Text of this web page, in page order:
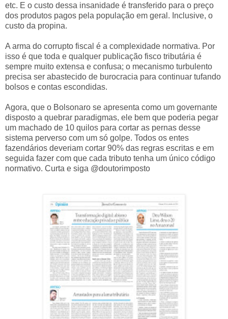
etc. E o custo dessa insanidade é transferido para o preço
dos produtos pagos pela população em geral. Inclusive, o
custo da propina.
A arma do corrupto fiscal é a complexidade normativa. Por
isso é que toda e qualquer publicação fisco tributária é
sempre muito extensa e confusa; o mecanismo turbulento
precisa ser abastecido de burocracia para continuar tufando
bolsos e contas escondidas.
Agora, que o Bolsonaro se apresenta como um governante
disposto a quebrar paradigmas, ele bem que poderia pegar
um machado de 10 quilos para cortar as pernas desse
sistema perverso com um só golpe. Todos os entes
fazendários deveriam cortar 90% das regras escritas e em
seguida fazer com que cada tributo tenha um único código
normativo. Curta e siga @doutorimposto